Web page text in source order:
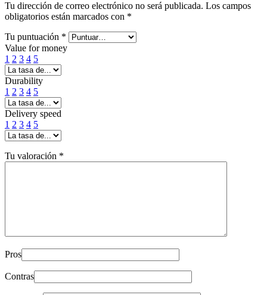
Tu dirección de correo electrónico no será publicada. Los campos
obligatorios están marcados con *
Tu puntuación *
Value for money
1 2 3 4 5
Durability
1 2 3 4 5
Delivery speed
1 2 3 4 5
Tu valoración *
Pros
Contras